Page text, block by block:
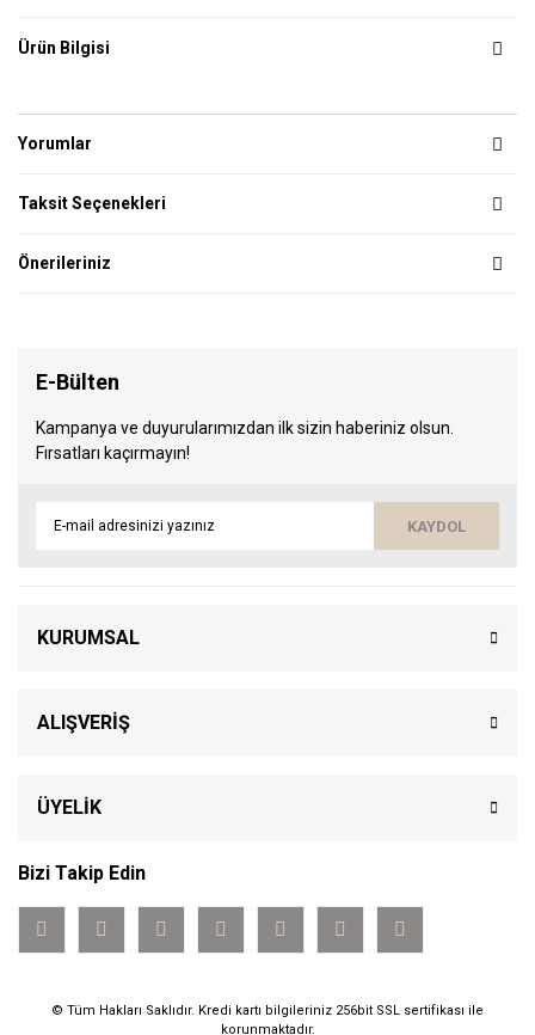
Ürün Bilgisi
Yorumlar
Taksit Seçenekleri
Önerileriniz
E-Bülten
Kampanya ve duyurularımızdan ilk sizin haberiniz olsun.
Fırsatları kaçırmayın!
KAYDOL
KURUMSAL
ALIŞVERİŞ
ÜYELİK
Bizi Takip Edin
© Tüm Hakları Saklıdır. Kredi kartı bilgileriniz 256bit SSL sertifikası ile
korunmaktadır.